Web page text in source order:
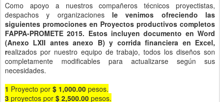
Como apoyo a nuestros compañeros técnicos proyectistas,
despachos y organizacionesle venimos ofreciendo las
siguientes promociones en Proyectos productivos completos
FAPPA-PROMETE 2015. Estos incluyen documento en Word
(Anexo LXII antes anexo B) y corrida financiera en Excel,
realizados por nuestro equipo de trabajo, todos los diseños son
completamente modificables para actualizarse según sus
necesidades.
1 Proyecto por $ 1,000.00 pesos.
3 proyectos por $ 2,500.00 pesos.